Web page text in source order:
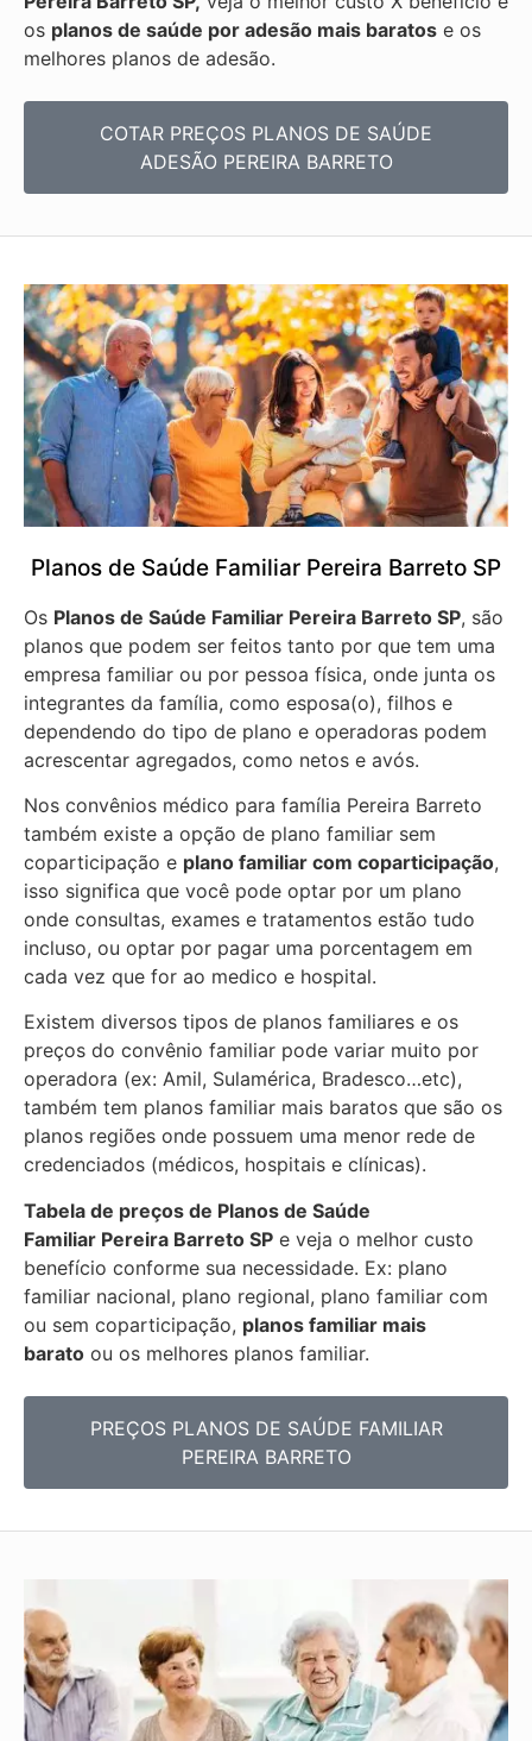
os planos de saúde por adesão mais baratos e os
melhores planos de adesão.
COTAR PREÇOS PLANOS DE SAÚDE
ADESÃO PEREIRA BARRETO
Planos de Saúde Familiar Pereira Barreto SP
Os Planos de Saúde Familiar Pereira Barreto SP, são
planos que podem ser feitos tanto por que tem uma
empresa familiar ou por pessoa física, onde junta os
integrantes da família, como esposa(o), filhos e
dependendo do tipo de plano e operadoras podem
acrescentar agregados, como netos e avós.
Nos convênios médico para família Pereira Barreto
também existe a opção de plano familiar sem
coparticipação e plano familiar com coparticipação,
isso significa que você pode optar por um plano
onde consultas, exames e tratamentos estão tudo
incluso, ou optar por pagar uma porcentagem em
cada vez que for ao medico e hospital.
Existem diversos tipos de planos familiares e os
preços do convênio familiar pode variar muito por
operadora (ex: Amil, Sulamérica, Bradesco…etc),
também tem planos familiar mais baratos que são os
planos regiões onde possuem uma menor rede de
credenciados (médicos, hospitais e clínicas).
Tabela de preços de Planos de Saúde
Familiar Pereira Barreto SP e veja o melhor custo
benefício conforme sua necessidade. Ex: plano
familiar nacional, plano regional, plano familiar com
ou sem coparticipação, planos familiar mais
barato ou os melhores planos familiar.
PREÇOS PLANOS DE SAÚDE FAMILIAR
PEREIRA BARRETO